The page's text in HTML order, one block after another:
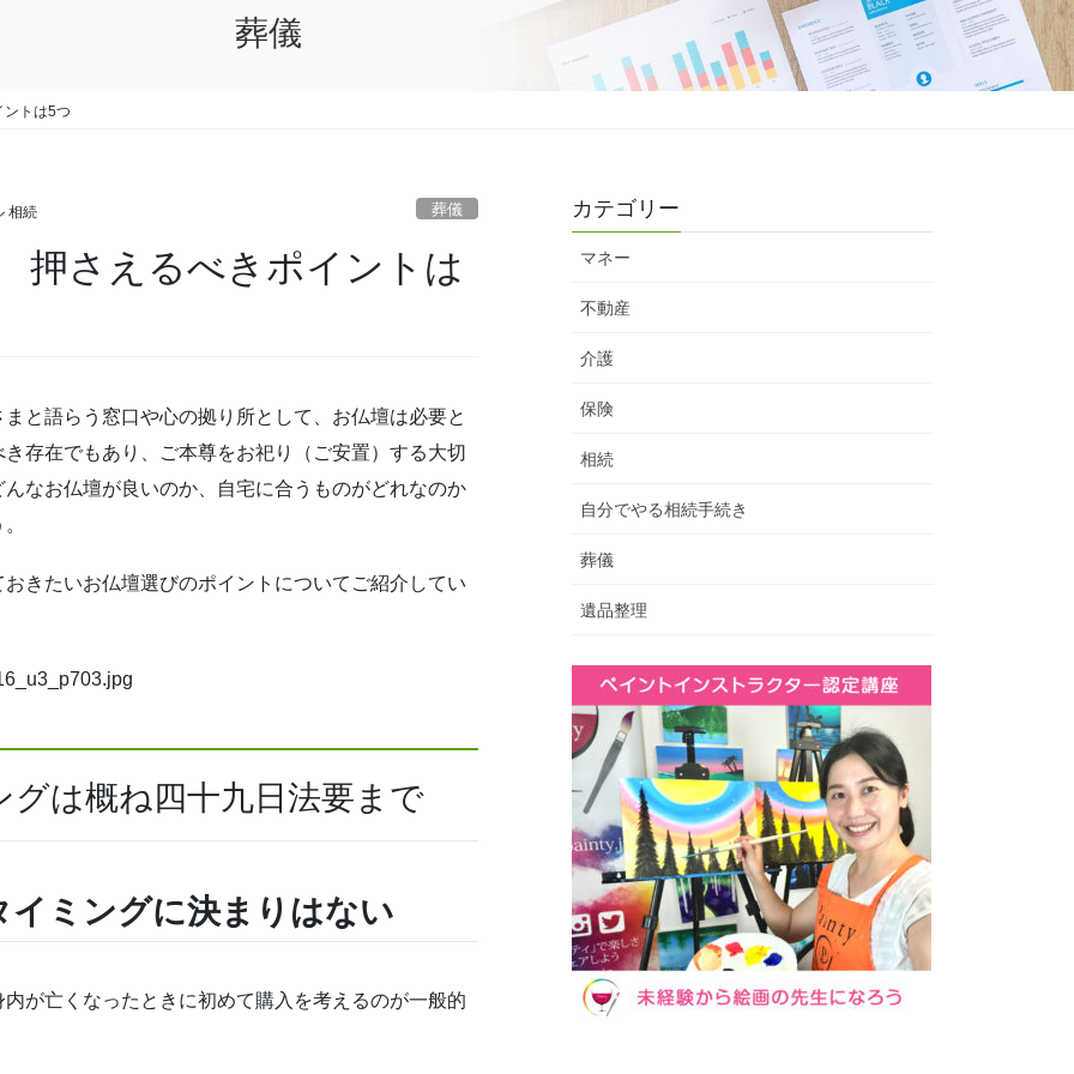
葬儀
トは5つ
相続 葬儀
さえるべきポイントは
と語らう窓口や心の拠り所として、お仏壇は必要と
存在でもあり、ご本尊をお祀り（ご安置）する大切
なお仏壇が良いのか、自宅に合うものがどれなのか
きたいお仏壇選びのポイントについてご紹介してい
は概ね四十九日法要まで
ミングに決まりはない
内が亡くなったときに初めて購入を考えるのが一般的
カテゴリー
マネー
不動産
介護
保険
相続
自分でやる相続手続き
葬儀
遺品整理